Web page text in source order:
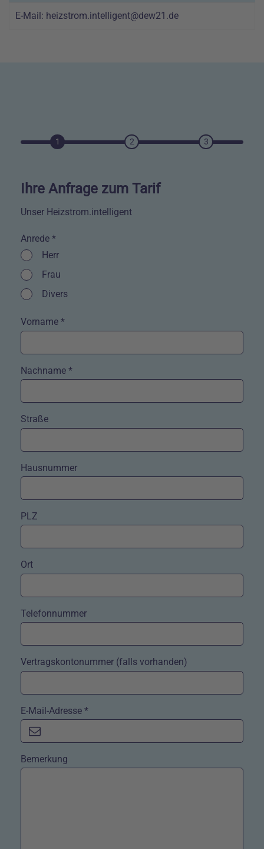
E-Mail: heizstrom.intelligent@dew21.de
1 2 3
Ihre Anfrage zum Tarif
Unser Heizstrom.intelligent
Anrede *
Kontrollkästchen
Herr
Kontrollkästchen
Frau
Kontrollkästchen
Divers
Vorname *
Nachname *
Straße
Hausnummer
PLZ
Ort
Telefonnummer
Vertragskontonummer (falls vorhanden)
E-Mail-Adresse *
Bemerkung